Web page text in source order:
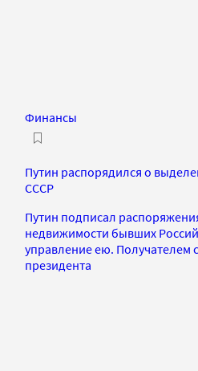
Финансы
Путин распорядился о
СССР
Путин подписал
недвижимости бывших
управление ею. Получателем
президента